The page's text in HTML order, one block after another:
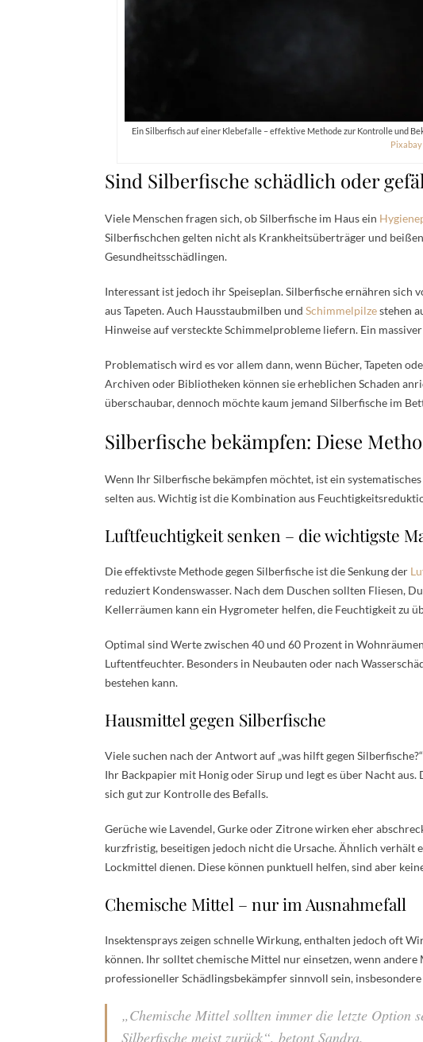
Ein Silberfisch auf einer Klebefalle – effektive Methode zur Kontrolle und
Pixabay
Sind Silberfische schädlich oder
Viele Menschen fragen sich, ob Silberfische im Haus ein
Silberfischchen gelten nicht als Krankheitsüberträger und
Gesundheitsschädlingen.
Interessant ist jedoch ihr Speiseplan. Silberfische ernähren sich
aus Tapeten. Auch Hausstaubmilben und Schimmelpilzestehen
Hinweise auf versteckte Schimmelprobleme liefern. Ein
Problematisch wird es vor allem dann, wenn Bücher, Tapeten
Archiven oder Bibliotheken können sie erheblichen Schaden
überschaubar, dennoch möchte kaum jemand Silberfische im
Silberfische bekämpfen: Diese
Wenn Ihr Silberfische bekämpfen möchtet, ist ein
selten aus. Wichtig ist die Kombination aus
Luftfeuchtigkeit senken – die wichtigste
Die effektivste Methode gegen Silberfische ist die Senkung der
reduziert Kondenswasser. Nach dem Duschen sollten Fliesen,
Kellerräumen kann ein Hygrometer helfen, die Feuchtigkeit zu
Optimal sind Werte zwischen 40 und 60 Prozent in
Luftentfeuchter. Besonders in Neubauten oder nach
bestehen kann.
Hausmittel gegen Silberfische
Viele suchen nach der Antwort auf „was hilft gegen
Ihr Backpapier mit Honig oder Sirup und legt es über Nacht
sich gut zur Kontrolle des Befalls.
Gerüche wie Lavendel, Gurke oder Zitrone wirken eher
kurzfristig, beseitigen jedoch nicht die Ursache. Ähnlich verhält
Lockmittel dienen. Diese können punktuell helfen, sind aber
Chemische Mittel – nur im Ausnahmefall
Insektensprays zeigen schnelle Wirkung, enthalten jedoch oft
können. Ihr solltet chemische Mittel nur einsetzen, wenn
professioneller Schädlingsbekämpfer sinnvoll sein,
„Chemische Mittel sollten immer die letzte Option
Silberfische meist zurück“, betont Sandra.